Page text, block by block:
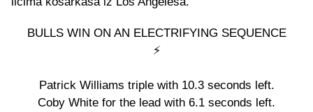
BULLS WIN ON AN ELECTRIFYING SEQUENCE
⚡️
Patrick Williams triple with 10.3 seconds left.
Coby White for the lead with 6.1 seconds left.